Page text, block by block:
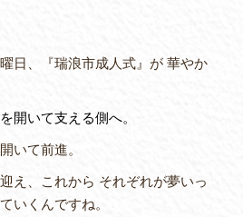
アクセス
日、『瑞浪市成人式』が 華やか
開いて支える側へ。
て前進。
え、これから それぞれが夢いっ
いくんですね。